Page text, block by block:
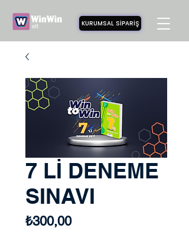
KURUMSAL SİPARİŞ
7 Lİ DENEME
SINAVI
₺300,00Fiyat